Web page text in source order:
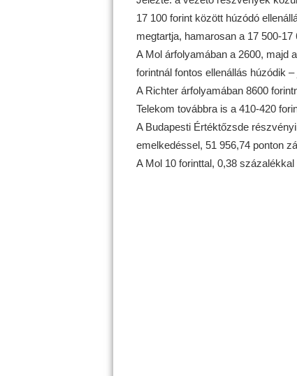
17 100 forint között húzódó
megtartja, hamarosan a 17 500-
A Mol árfolyamában a 2600, majd
forintnál fontos ellenállás húzódik
A Richter árfolyamában 8600
Telekom továbbra is a 410-420
A Budapesti Értéktőzsde
emelkedéssel, 51 956,74 ponton
A Mol 10 forinttal, 0,38